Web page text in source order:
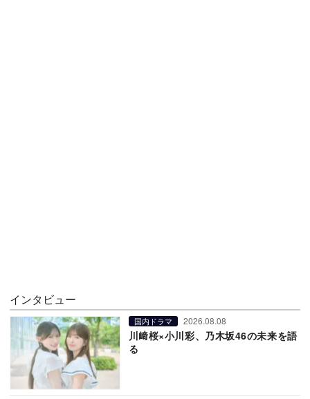
インタビュー
国内ドラマ 2026.08.08
川﨑桜×小川彩、乃木坂46の未来を語
る